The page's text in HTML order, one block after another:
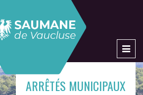
ARRÊTÉS MUNICIPAUX